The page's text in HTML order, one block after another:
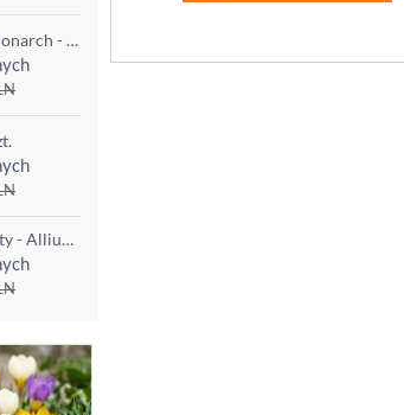
Koper ogrodowy Monarch - po ścięciu odrasta
Czosnek główkowaty - Allium sphaerocephalon - 20 szt.